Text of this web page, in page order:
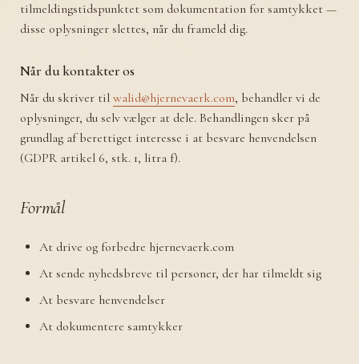
tilmeldingstidspunktet som dokumentation for samtykket —
disse oplysninger slettes, når du frameld dig.
Når du kontakter os
Når du skriver til walid@hjernevaerk.com, behandler vi de
oplysninger, du selv vælger at dele. Behandlingen sker på
grundlag af berettiget interesse i at besvare henvendelsen
(GDPR artikel 6, stk. 1, litra f).
Formål
At drive og forbedre hjernevaerk.com
At sende nyhedsbreve til personer, der har tilmeldt sig
At besvare henvendelser
At dokumentere samtykker